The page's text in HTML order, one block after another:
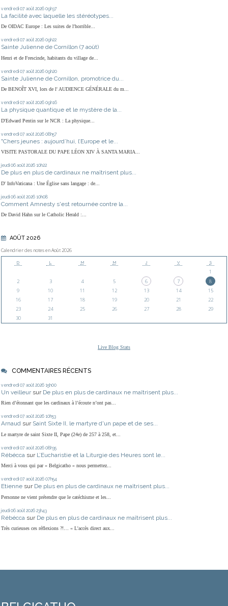
vendredi 07 août 2026 09h37
La facilité avec laquelle les stéréotypes...
De OIDAC Europe : Les suites de l'horrible...
vendredi 07 août 2026 09h22
Sainte Julienne de Cornillon (7 août)
Henri et de Frescinde, habitants du village de...
vendredi 07 août 2026 09h20
Sainte Julienne de Cornillon, promotrice du...
De BENOÎT XVI, lors de l' AUDIENCE GÉNÉRALE du m...
vendredi 07 août 2026 09h16
La physique quantique et le mystère de la...
D'Edward Pentin sur le NCR : La physique...
vendredi 07 août 2026 08h57
"Chers jeunes : aujourd’hui, l’Europe et le...
VISITE PASTORALE DU PAPE LÉON XIV À SANTA MARIA...
jeudi 06 août 2026 10h22
De plus en plus de cardinaux ne maîtrisent plus...
D' InfoVaticana : Une Église sans langage : de...
jeudi 06 août 2026 10h08
Comment Amnesty s'est retournée contre la...
De David Hahn sur le Catholic Herald :...
AOÛT 2026
Calendrier des notes en Août 2026
D L M M J V S
1
2
3 4 5 6 7
8
9
10 11 12 13 14
15
16
17 18 19 20 21
22
23
24 25 26 27 28
29
30
31
Live Blog Stats
COMMENTAIRES RÉCENTS
vendredi 07 août 2026 15h00
Un veilleur sur De plus en plus de cardinaux ne maîtrisent plus...
Rien d’étonnant que les cardinaux à l’écoute n’ont pas...
vendredi 07 août 2026 10h53
Arnaud sur Saint Sixte II, le martyre d'un pape et de ses...
Le martyre de saint Sixte II, Pape (24e) de 257 à 258, et...
vendredi 07 août 2026 08h35
Rébécca sur L’Eucharistie et la Liturgie des Heures sont le...
Merci à vous qui par « Belgicatho » nous permettez...
vendredi 07 août 2026 07h54
Etienne sur De plus en plus de cardinaux ne maîtrisent plus...
Personne ne vient prétendre que le catéchisme et les...
jeudi 06 août 2026 23h43
Rébécca sur De plus en plus de cardinaux ne maîtrisent plus...
Très curieuses ces réflexions ?!… « L'accès direct aux...